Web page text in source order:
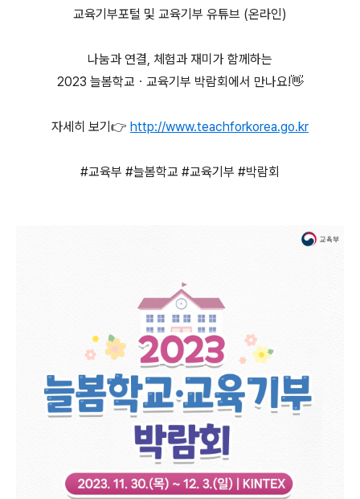
교육기부포털 및 교육기부 유튜브 (온라인)
나눔과 연결, 체험과 재미가 함께하는
2023 늘봄학교ㆍ교육기부 박람회에서 만나요!👋
자세히 보기👉 http://www.teachforkorea.go.kr
#교육부 #늘봄학교 #교육기부 #박람회